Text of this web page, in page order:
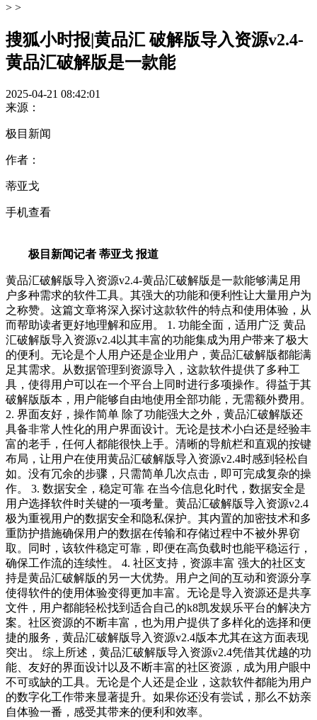
> >
搜狐小时报|黄品汇 破解版导入资源v2.4-
黄品汇破解版是一款能
2025-04-21 08:42:01
来源：
极目新闻
作者：
蒂亚戈
手机查看
极目新闻记者 蒂亚戈 报道
黄品汇破解版导入资源v2.4-黄品汇破解版是一款能够满足用
户多种需求的软件工具。其强大的功能和便利性让大量用户为
之称赞。这篇文章将深入探讨这款软件的特点和使用体验，从
而帮助读者更好地理解和应用。 1. 功能全面，适用广泛 黄品
汇破解版导入资源v2.4以其丰富的功能集成为用户带来了极大
的便利。无论是个人用户还是企业用户，黄品汇破解版都能满
足其需求。从数据管理到资源导入，这款软件提供了多种工
具，使得用户可以在一个平台上同时进行多项操作。得益于其
破解版版本，用户能够自由地使用全部功能，无需额外费用。
2. 界面友好，操作简单 除了功能强大之外，黄品汇破解版还
具备非常人性化的用户界面设计。无论是技术小白还是经验丰
富的老手，任何人都能很快上手。清晰的导航栏和直观的按键
布局，让用户在使用黄品汇破解版导入资源v2.4时感到轻松自
如。没有冗余的步骤，只需简单几次点击，即可完成复杂的操
作。 3. 数据安全，稳定可靠 在当今信息化时代，数据安全是
用户选择软件时关键的一项考量。黄品汇破解版导入资源v2.4
极为重视用户的数据安全和隐私保护。其内置的加密技术和多
重防护措施确保用户的数据在传输和存储过程中不被外界窃
取。同时，该软件稳定可靠，即便在高负载时也能平稳运行，
确保工作流的连续性。 4. 社区支持，资源丰富 强大的社区支
持是黄品汇破解版的另一大优势。用户之间的互动和资源分享
使得软件的使用体验变得更加丰富。无论是导入资源还是共享
文件，用户都能轻松找到适合自己的k8凯发娱乐平台的解决方
案。社区资源的不断丰富，也为用户提供了多样化的选择和便
捷的服务，黄品汇破解版导入资源v2.4版本尤其在这方面表现
突出。 综上所述，黄品汇破解版导入资源v2.4凭借其优越的功
能、友好的界面设计以及不断丰富的社区资源，成为用户眼中
不可或缺的工具。无论是个人还是企业，这款软件都能为用户
的数字化工作带来显著提升。如果你还没有尝试，那么不妨亲
自体验一番，感受其带来的便利和效率。